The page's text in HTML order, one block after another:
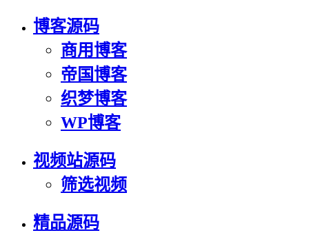
博客源码
商用博客
帝国博客
织梦博客
WP博客
视频站源码
筛选视频
精品源码